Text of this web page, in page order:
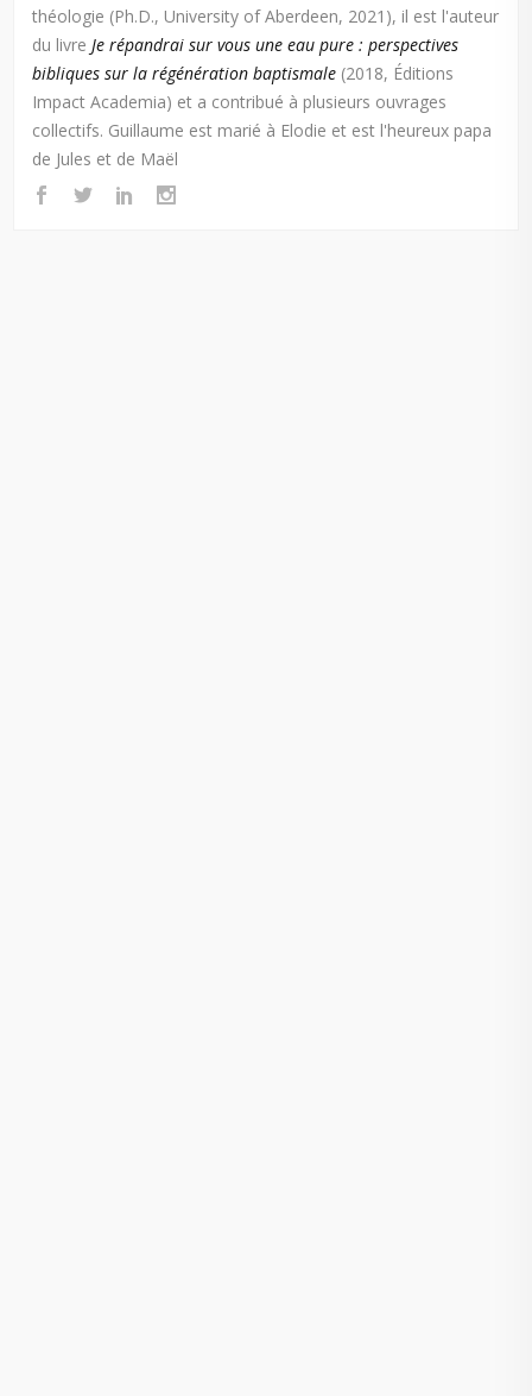
théologie (Ph.D., University of Aberdeen, 2021), il est l'auteur
du livre Je répandrai sur vous une eau pure : perspectives
bibliques sur la régénération baptismale (2018, Éditions
Impact Academia) et a contribué à plusieurs ouvrages
collectifs. Guillaume est marié à Elodie et est l'heureux papa
de Jules et de Maël